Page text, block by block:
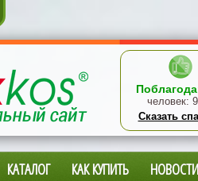
человек:
Сказать
КАТАЛОГ КАК КУПИТЬ НОВОСТИ